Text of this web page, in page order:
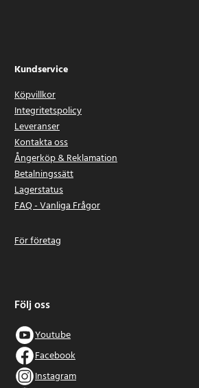
Kundservice
Köpvillkor
Integritetspolicy
Leveranser
Kontakta oss
Ångerköp & Reklamation
Betalningssätt
Lagerstatus
FAQ - Vanliga Frågor
För företag
Följ oss
Youtube
Facebook
Instagram